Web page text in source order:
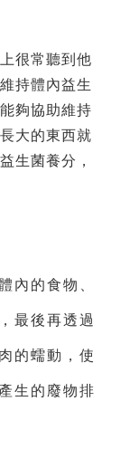
很常聽到他
持體內益生
夠協助維持
大的東西就
生菌養分，
內的食物、
最後再透過
的蠕動，使
生的廢物排